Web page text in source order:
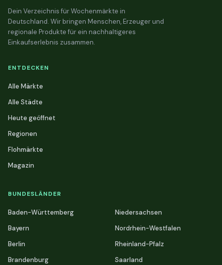
Dein Verzeichnis für Wochenmärkte in
Deutschland. Wir bringen Menschen, Erzeuger und
regionale Produkte für ein nachhaltigeres
Einkaufserlebnis zusammen.
ENTDECKEN
Alle Märkte
Alle Städte
Heute geöffnet
Regionen
Flohmärkte
Magazin
BUNDESLÄNDER
Baden-Württemberg
Bayern
Berlin
Brandenburg
Niedersachsen
Nordrhein-Westfalen
Rheinland-Pfalz
Saarland